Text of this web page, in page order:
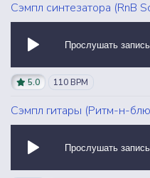
Сэмпл синтезатора (RnB
Прослушать запись
5.0 110 BPM
Сэмпл гитары (Ритм-н-
Прослушать запись